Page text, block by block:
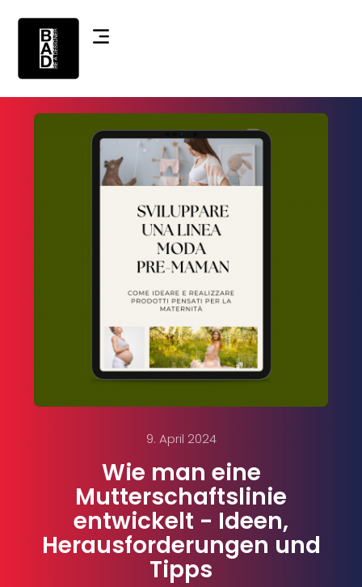
9. April 2024
Wie man eine
Mutterschaftslinie
entwickelt - Ideen,
Herausforderungen und
Tipps